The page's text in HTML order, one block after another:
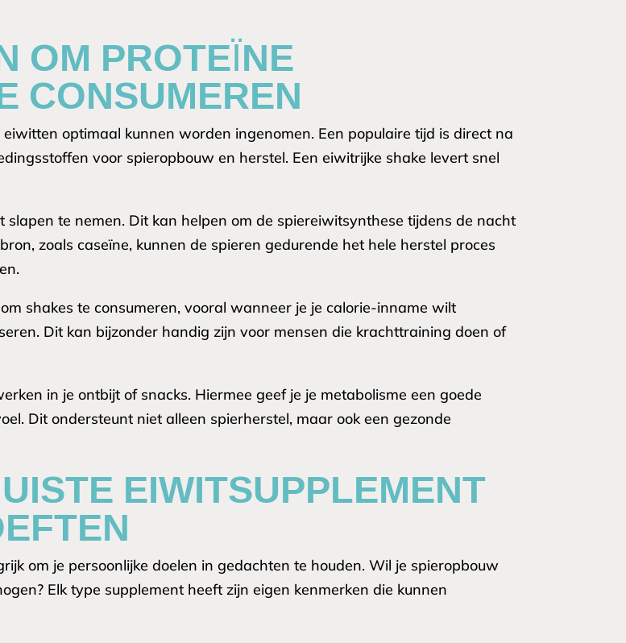
OM PROTEÏNE
CONSUMEREN
optimaal kunnen worden ingenomen. Een populaire tijd is direct na
voor spieropbouw en herstel. Een eiwitrijke shake levert snel
te nemen. Dit kan helpen om de spiereiwitsynthese tijdens de nacht
zoals caseïne, kunnen de spieren gedurende het hele herstel proces
shakes te consumeren, vooral wanneer je je calorie-inname wilt
Dit kan bijzonder handig zijn voor mensen die krachttraining doen of
in je ontbijt of snacks. Hiermee geef je je metabolisme een goede
Dit ondersteunt niet alleen spierherstel, maar ook een gezonde
EIWITSUPPLEMENT
om je persoonlijke doelen in gedachten te houden. Wil je spieropbouw
Elk type supplement heeft zijn eigen kenmerken die kunnen